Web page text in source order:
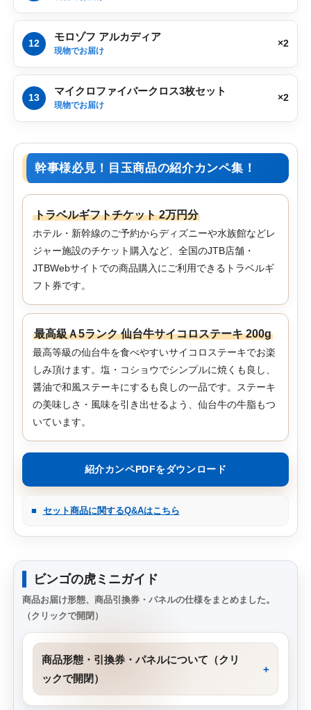
12
モロゾフ アルカディア
現物でお届け
×2
13
マイクロファイバークロス3枚セット
現物でお届け
×2
幹事様必見！目玉商品の紹介カンペ集！
トラベルギフトチケット 2万円分
ホテル・新幹線のご予約からディズニーや水族館などレ
ジャー施設のチケット購入など、全国のJTB店舗・
JTBWebサイトでの商品購入にご利用できるトラベルギ
フト券です。
最高級Ａ5ランク 仙台牛サイコロステーキ 200g
最高等級の仙台牛を食べやすいサイコロステーキでお楽
しみ頂けます。塩・コショウでシンプルに焼くも良し、
醤油で和風ステーキにするも良しの一品です。ステーキ
の美味しさ・風味を引き出せるよう、仙台牛の牛脂もつ
いています。
紹介カンペPDFをダウンロード
■ セット商品に関するQ&Aはこちら
ビンゴの虎ミニガイド
商品お届け形態、商品引換券・パネルの仕様をまとめました。
（クリックで開閉）
商品形態・引換券・パネルについて（クリ
ックで開閉）